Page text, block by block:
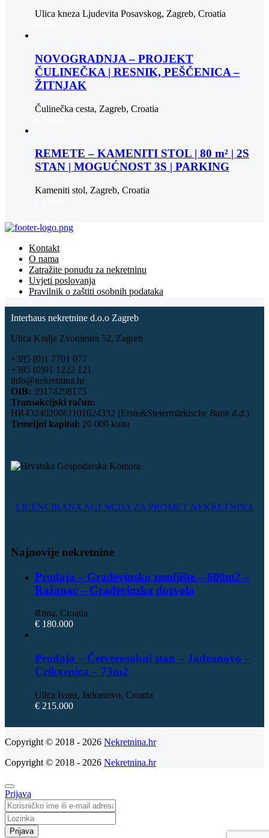
Ulica kneza Ljudevita Posavskog, Zagreb, Croatia
NOVOGRADNJA – PROJEKT
ČULINEČKA | RESNIK, PEŠČENICA –
ŽITNJAK
Čulinečka cesta, Zagreb, Croatia
REMETE – KAMENITI STOL | 80 m² | 2S
STAN | MOGUĆNOST 3S | PARKING
Kameniti stol, Zagreb, Croatia
Kontakt
O nama
Zatražite ponudu za nekretninu
Uvjeti poslovanja
Pravilnik o zaštiti osobnih podataka
Interhaus nekretnine d.o.o Zagreb
Ulica Kralja Zvonimira 52, Zagreb
+385 (0)1 7701 077
+385 (0)91 1222 121
info@nekretnina.hr
OIB: 39174298175
Transakcijski račun:
HR4324020061101024332 (Erste&Steiermärkische Bank d.d.)
Temeljni kapital: 20 000 kuna
LICENCIRANA AGENCIJA ZA PROMET NEKRETNINA
Najnovije nekretnine
Prodaja – Građevinsko zemljište – 600m2 –
Ražanac – Građevinska dozvola
Rtina, Croatia
€ 180.000
Prodaja – Četverosobni stan – Jadranovo –
Crikvenica – 73m2
Ulica Ivani, Jadranovo, Croatia
€ 215.000
Copyright © 2018 - 2026 Nekretnina.hr
Copyright © 2018 - 2026 Nekretnina.hr
Prijava
Prijava